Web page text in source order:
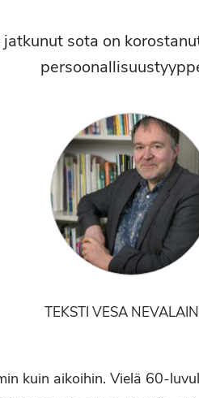
sota on
TEKSTI VESA
kuin aikoihin. Vielä 60-